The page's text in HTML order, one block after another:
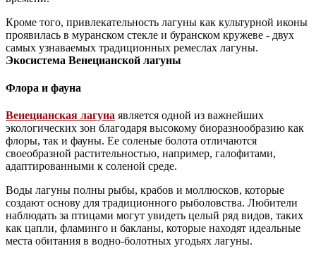
Кроме того, привлекательность лагуны как культурной иконы
проявилась в муранском стекле и буранском кружеве - двух
самых узнаваемых традиционных ремеслах лагуны.
Экосистема Венецианской лагуны
Флора и фауна
Венецианская лагуна является одной из важнейших
экологических зон благодаря высокому биоразнообразию как
флоры, так и фауны. Ее соленые болота отличаются
своеобразной растительностью, например, галофитами,
адаптированными к соленой среде.
Воды лагуны полны рыбы, крабов и моллюсков, которые
создают основу для традиционного рыболовства. Любители
наблюдать за птицами могут увидеть целый ряд видов, таких
как цапли, фламинго и бакланы, которые находят идеальные
места обитания в водно-болотных угодьях лагуны.